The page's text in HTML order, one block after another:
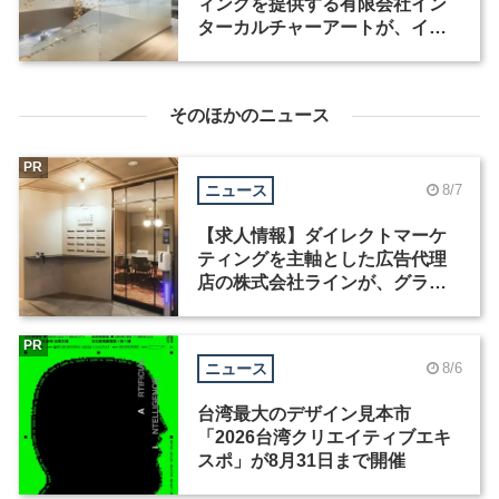
ターカルチャーアートが、イン
そのほかのニュース
ニュース 8/7
【求人情報】ダイレクトマーケ
ティングを主軸とした広告代理
店の株式会社ラインが、グラフ
PR
ニュース 8/6
台湾最大のデザイン見本市
「2026台湾クリエイティブエキ
スポ」が8月31日まで開催
PR